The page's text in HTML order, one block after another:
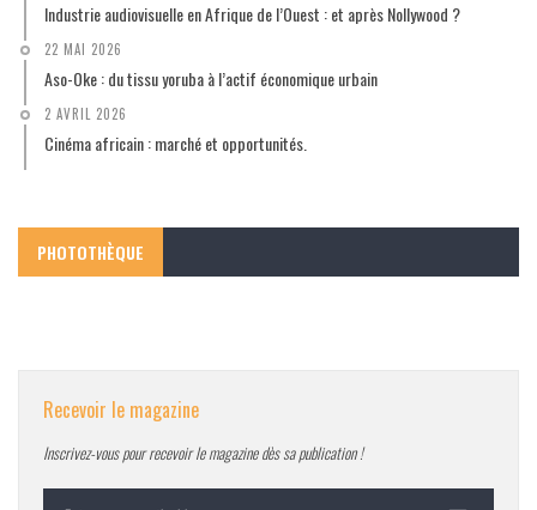
Industrie audiovisuelle en Afrique de l’Ouest : et après Nollywood ?
22 MAI 2026
Aso-Oke : du tissu yoruba à l’actif économique urbain
2 AVRIL 2026
Cinéma africain : marché et opportunités.
PHOTOTHÈQUE
Recevoir le magazine
Inscrivez-vous pour recevoir le magazine dès sa publication !